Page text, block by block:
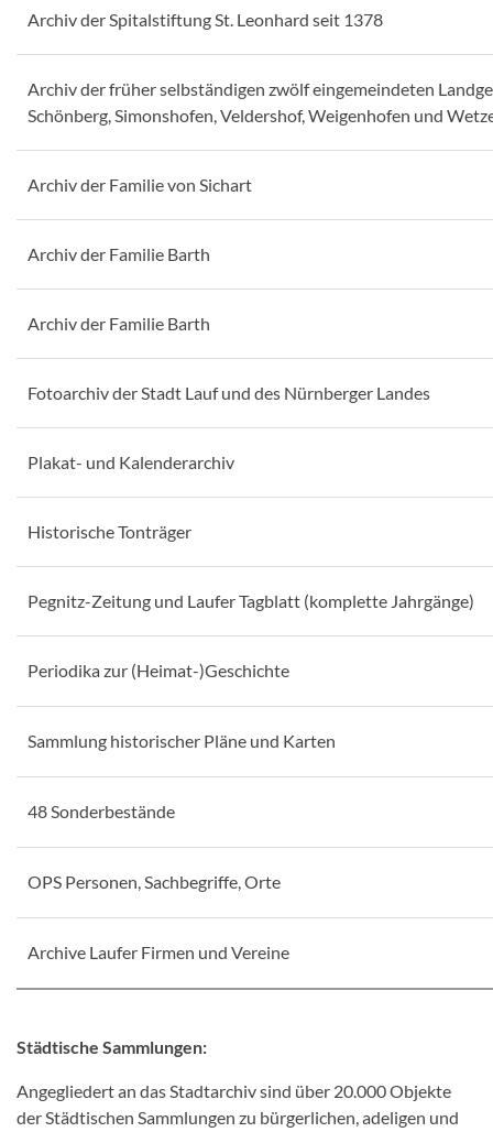
Archiv der Spitalstiftung St. Leonhard seit 1378
Archiv der früher selbständigen zwölf eingemeindeten
Schönberg, Simonshofen, Veldershof, Weigenhofen und
Archiv der Familie von Sichart
Archiv der Familie Barth
Archiv der Familie Barth
Fotoarchiv der Stadt Lauf und des Nürnberger Landes
Plakat- und Kalenderarchiv
Historische Tonträger
Pegnitz-Zeitung und Laufer Tagblatt (komplette Jahrgänge)
Periodika zur (Heimat-)Geschichte
Sammlung historischer Pläne und Karten
48 Sonderbestände
OPS Personen, Sachbegriffe, Orte
Archive Laufer Firmen und Vereine
Städtische Sammlungen:
Angegliedert an das Stadtarchiv sind über 20.000 Objekte
der Städtischen Sammlungen zu bürgerlichen, adeligen und